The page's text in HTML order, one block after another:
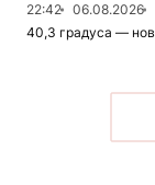
22:42
06.08.2026
40,3 градуса —